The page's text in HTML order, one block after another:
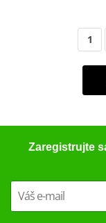
1
Zaregistrujte